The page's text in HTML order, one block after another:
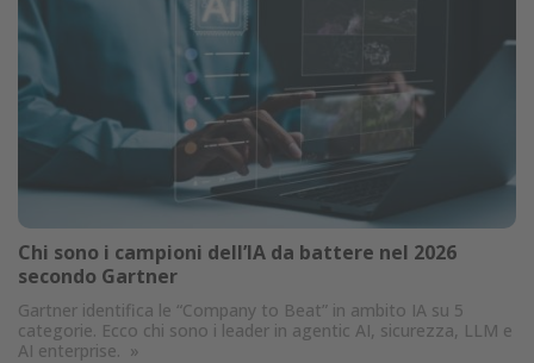
Chi sono i campioni dell’IA da battere nel 2026
secondo Gartner
Gartner identifica le “Company to Beat” in ambito IA su 5
categorie. Ecco chi sono i leader in agentic AI, sicurezza, LLM e
AI enterprise. »